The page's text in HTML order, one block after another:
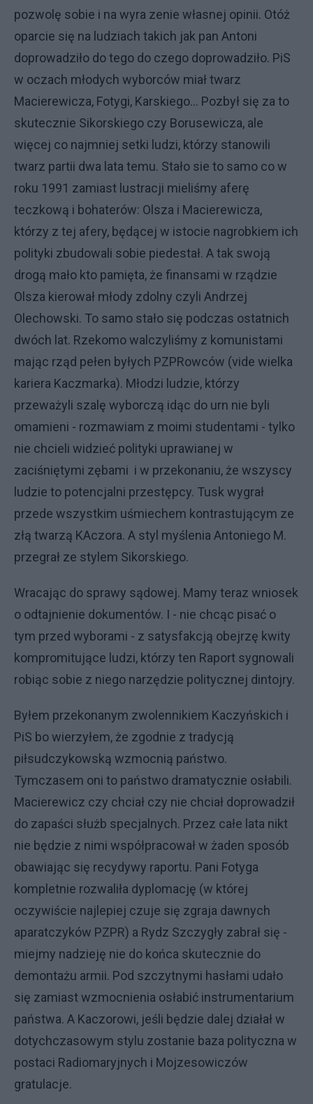
pozwolę sobie i na wyra zenie własnej opinii. Otóż
oparcie się na ludziach takich jak pan Antoni
doprowadziło do tego do czego doprowadziło. PiS
w oczach młodych wyborców miał twarz
Macierewicza, Fotygi, Karskiego... Pozbył się za to
skutecznie Sikorskiego czy Borusewicza, ale
więcej co najmniej setki ludzi, którzy stanowili
twarz partii dwa lata temu. Stało sie to samo co w
roku 1991 zamiast lustracji mieliśmy aferę
teczkową i bohaterów: Olsza i Macierewicza,
którzy z tej afery, będącej w istocie nagrobkiem ich
polityki zbudowali sobie piedestał. A tak swoją
drogą mało kto pamięta, że finansami w rządzie
Olsza kierował młody zdolny czyli Andrzej
Olechowski. To samo stało się podczas ostatnich
dwóch lat. Rzekomo walczyliśmy z komunistami
mając rząd pełen byłych PZPRowców (vide wielka
kariera Kaczmarka). Młodzi ludzie, którzy
przeważyli szalę wyborczą idąc do urn nie byli
omamieni - rozmawiam z moimi studentami - tylko
nie chcieli widzieć polityki uprawianej w
zaciśniętymi zębami i w przekonaniu, że wszyscy
ludzie to potencjalni przestępcy. Tusk wygrał
przede wszystkim uśmiechem kontrastującym ze
złą twarzą KAczora. A styl myślenia Antoniego M.
przegrał ze stylem Sikorskiego.
Wracając do sprawy sądowej. Mamy teraz wniosek
o odtajnienie dokumentów. I - nie chcąc pisać o
tym przed wyborami - z satysfakcją obejrzę kwity
kompromitujące ludzi, którzy ten Raport sygnowali
robiąc sobie z niego narzędzie politycznej dintojry.
Byłem przekonanym zwolennikiem Kaczyńskich i
PiS bo wierzyłem, że zgodnie z tradycją
piłsudczykowską wzmocnią państwo.
Tymczasem oni to państwo dramatycznie osłabili.
Macierewicz czy chciał czy nie chciał doprowadził
do zapaści służb specjalnych. Przez całe lata nikt
nie będzie z nimi współpracował w żaden sposób
obawiając się recydywy raportu. Pani Fotyga
kompletnie rozwaliła dyplomację (w której
oczywiście najlepiej czuje się zgraja dawnych
aparatczyków PZPR) a Rydz Szczygły zabrał się -
miejmy nadzieję nie do końca skutecznie do
demontażu armii. Pod szczytnymi hasłami udało
się zamiast wzmocnienia osłabić instrumentarium
państwa. A Kaczorowi, jeśli będzie dalej działał w
dotychczasowym stylu zostanie baza polityczna w
postaci Radiomaryjnych i Mojzesowiczów
gratulacje.